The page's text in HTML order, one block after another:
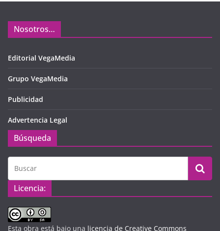
Nosotros…
Editorial VegaMedia
Grupo VegaMedia
Publicidad
Advertencia Legal
Búsqueda
Licencia:
Esta obra está bajo una licencia de Creative Commons